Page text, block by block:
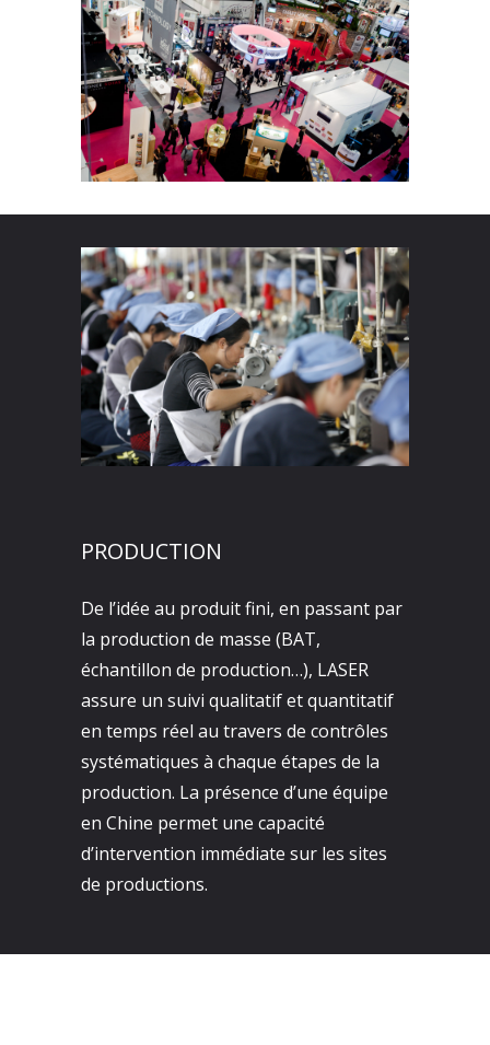
PRODUCTION
De l’idée au produit fini, en passant par
la production de masse (BAT,
échantillon de production…), LASER
assure un suivi qualitatif et quantitatif
en temps réel au travers de contrôles
systématiques à chaque étapes de la
production. La présence d’une équipe
en Chine permet une capacité
d’intervention immédiate sur les sites
de productions.